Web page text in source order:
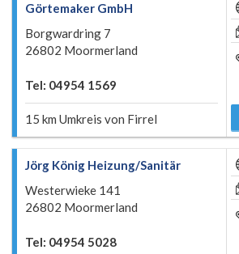
Görtemaker GmbH
Borgwardring 7
26802 Moormerland
Tel: 04954 1569
15 km Umkreis von Firrel
Jörg König Heizung/Sanitär
Westerwieke 141
26802 Moormerland
Tel: 04954 5028